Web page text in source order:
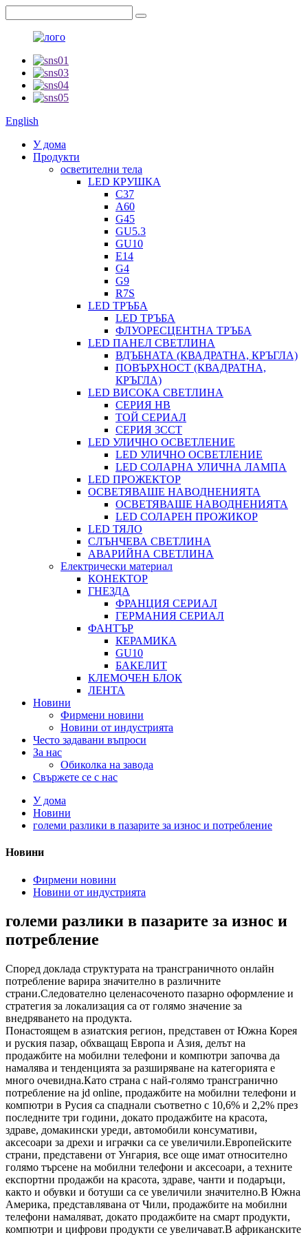
English
У дома
Продукти
осветителни тела
LED КРУШКА
C37
A60
G45
GU5.3
GU10
E14
G4
G9
R7S
LED ТРЪБА
LED ТРЪБА
ФЛУОРЕСЦЕНТНА ТРЪБА
LED ПАНЕЛ СВЕТЛИНА
ВДЪБНАТА (КВАДРАТНА, КРЪГЛА)
ПОВЪРХНОСТ (КВАДРАТНА,
КРЪГЛА)
LED ВИСОКА СВЕТЛИНА
СЕРИЯ HB
ТОЙ СЕРИАЛ
СЕРИЯ 3CCT
LED УЛИЧНО ОСВЕТЛЕНИЕ
LED УЛИЧНО ОСВЕТЛЕНИЕ
LED СОЛАРНА УЛИЧНА ЛАМПА
LED ПРОЖЕКТОР
ОСВЕТЯВАШЕ НАВОДНЕНИЯТА
ОСВЕТЯВАШЕ НАВОДНЕНИЯТА
LED СОЛАРЕН ПРОЖИКОР
LED ТЯЛО
СЛЪНЧЕВА СВЕТЛИНА
АВАРИЙНА СВЕТЛИНА
Електрически материал
КОНЕКТОР
ГНЕЗДА
ФРАНЦИЯ СЕРИАЛ
ГЕРМАНИЯ СЕРИАЛ
ФАНТЪР
КЕРАМИКА
GU10
БАКЕЛИТ
КЛЕМОЧЕН БЛОК
ЛЕНТА
Новини
Фирмени новини
Новини от индустрията
Често задавани въпроси
За нас
Обиколка на завода
Свържете се с нас
У дома
Новини
големи разлики в пазарите за износ и потребление
Новини
Фирмени новини
Новини от индустрията
големи разлики в пазарите за износ и
потребление
Според доклада структурата на трансграничното онлайн
потребление варира значително в различните
страни.Следователно целенасоченото пазарно оформление и
стратегия за локализация са от голямо значение за
внедряването на продукта.
Понастоящем в азиатския регион, представен от Южна Корея
и руския пазар, обхващащ Европа и Азия, делът на
продажбите на мобилни телефони и компютри започва да
намалява и тенденцията за разширяване на категорията е
много очевидна.Като страна с най-голямо трансгранично
потребление на jd online, продажбите на мобилни телефони и
компютри в Русия са спаднали съответно с 10,6% и 2,2% през
последните три години, докато продажбите на красота,
здраве, домакински уреди, автомобили консумативи,
аксесоари за дрехи и играчки са се увеличили.Европейските
страни, представени от Унгария, все още имат относително
голямо търсене на мобилни телефони и аксесоари, а техните
експортни продажби на красота, здраве, чанти и подаръци,
както и обувки и ботуши са се увеличили значително.В Южна
Америка, представлявана от Чили, продажбите на мобилни
телефони намаляват, докато продажбите на смарт продукти,
компютри и цифрови продукти се увеличават.В африканските